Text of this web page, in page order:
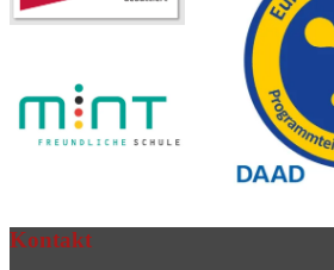
Kontakt